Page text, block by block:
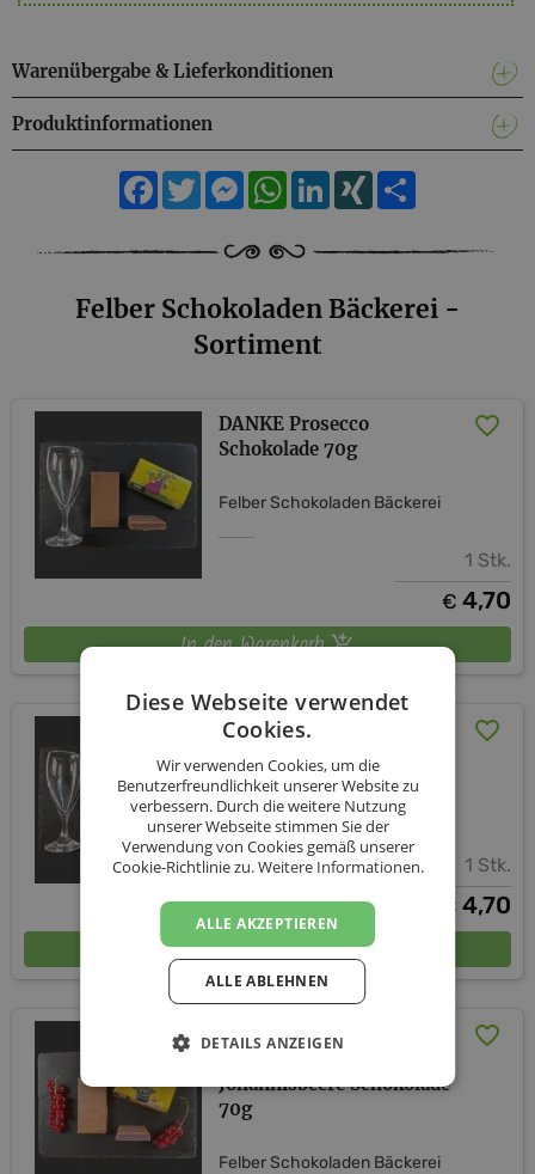
Warenübergabe & Lieferkonditionen
Produktinformationen
Facebook
TwitterMessengerWhatsApp
LinkedIn
XING
Felber Schokoladen Bäckerei -
Sortiment
DANKE Prosecco
Schokolade 70g
Felber Schokoladen Bäckerei
1 Stk.
€ 4,70
In den Warenkorb
VON HERZEN Prosecco
Schokolade 70g
Felber Schokoladen Bäckerei
1 Stk.
€ 4,70
In den Warenkorb
HERZLICHEN
Johannisbeere Schokolade
70g
Felber Schokoladen Bäckerei
Diese Webseite verwendet
Cookies.
Wir verwenden Cookies, um die
Benutzerfreundlichkeit unserer Website zu
verbessern. Durch die weitere Nutzung
unserer Webseite stimmen Sie der
Verwendung von Cookies gemäß unserer
Cookie-Richtlinie zu.Weitere Informationen.
ALLE AKZEPTIEREN
ALLE ABLEHNEN
DETAILS ANZEIGEN